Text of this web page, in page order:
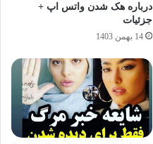
درباره هک شدن واتس‌ اپ +
جزئیات
14 بهمن 1403